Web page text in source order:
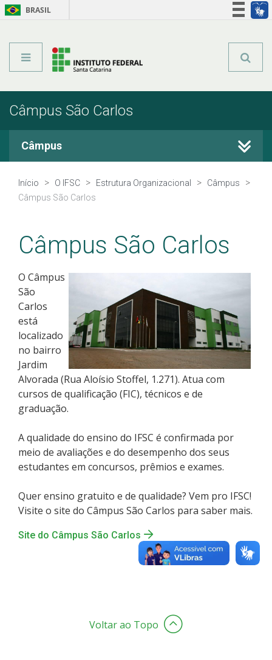
BRASIL
Câmpus São Carlos
Câmpus
Início O IFSC Estrutura Organizacional
Câmpus
Câmpus São Carlos
Câmpus São Carlos
O Câmpus
São
Carlos
está
localizado
no bairro
Jardim
Alvorada (Rua Aloísio Stoffel, 1.271). Atua com
cursos de qualificação (FIC), técnicos e de
graduação.
A qualidade do ensino do IFSC é confirmada por
meio de avaliações e do desempenho dos seus
estudantes em concursos, prêmios e exames.
Quer ensino gratuito e de qualidade? Vem pro IFSC!
Visite o site do Câmpus São Carlos para saber mais.
Site do Câmpus São Carlos
Voltar ao Topo